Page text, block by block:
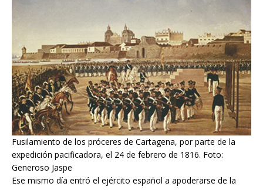
Fusilamiento de los próceres de Cartagena, por parte de la
expedición pacificadora, el 24 de febrero de 1816. Foto:
Generoso Jaspe
Ese mismo día entró el ejército español a apoderarse de la